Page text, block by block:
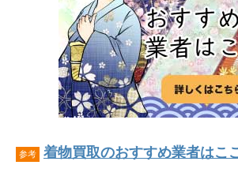
参考 着物買取のおすすめ業者はこ